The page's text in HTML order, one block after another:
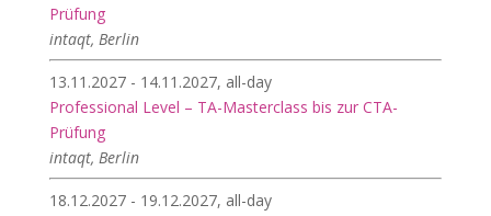
Prüfung
intaqt, Berlin
13.11.2027 - 14.11.2027, all-day
Professional Level – TA-Masterclass bis zur CTA-
Prüfung
intaqt, Berlin
18.12.2027 - 19.12.2027, all-day